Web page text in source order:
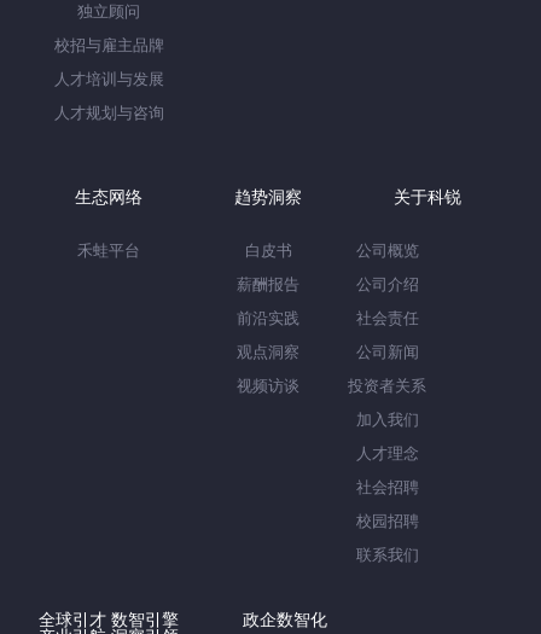
独立顾问
校招与雇主品牌
人才培训与发展
人才规划与咨询
生态网络
禾蛙平台
趋势洞察
白皮书
薪酬报告
前沿实践
观点洞察
视频访谈
关于科锐
公司概览
公司介绍
社会责任
公司新闻
投资者关系
加入我们
人才理念
社会招聘
校园招聘
联系我们
全球引才 数智引擎
政企数智化